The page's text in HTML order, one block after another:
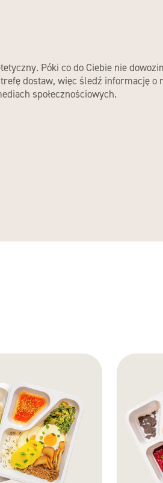
Póki co do Ciebie nie
dostaw, więc śledź informację o
społecznościowych.